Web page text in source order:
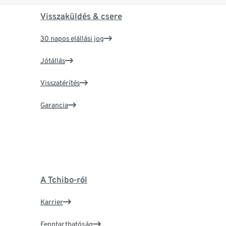
Visszaküldés & csere
30 napos elállási jog
Jótállás
Visszatérítés
Garancia
A Tchibo-ról
Karrier
Fenntarthatóság